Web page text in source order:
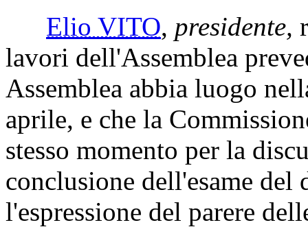
Elio VITO, presidente,
lavori dell'Assemblea
Assemblea abbia luogo
aprile, e che la
stesso momento per la
conclusione dell'esame del
l'espressione del parere